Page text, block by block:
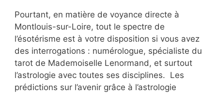
Pourtant, en matière de voyance directe à
Montlouis-sur-Loire, tout le spectre de
l’ésotérisme est à votre disposition si vous avez
des interrogations : numérologue, spécialiste du
tarot de Mademoiselle Lenormand, et surtout
l’astrologie avec toutes ses disciplines. Les
prédictions sur l’avenir grâce à l’astrologie